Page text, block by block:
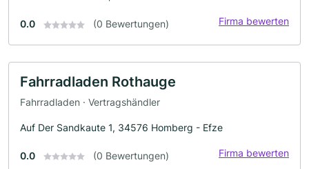
0.0 (0 Bewertungen) Firma bewerten
Fahrradladen Rothauge
Fahrradladen · Vertragshändler
Auf Der Sandkaute 1, 34576 Homberg - Efze
0.0 (0 Bewertungen) Firma bewerten